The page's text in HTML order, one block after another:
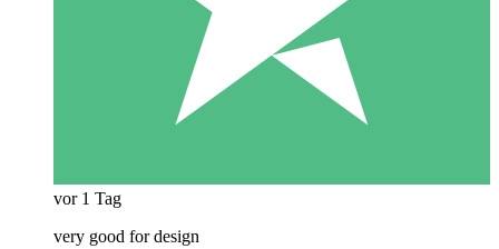
vor 1 Tag
very good for design